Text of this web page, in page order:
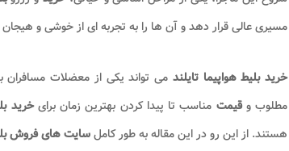
مسیری عالی قرار دهد و آن ها را به تجربه ای از خوشی و
خرید بلیط هواپیما تایلند می تواند یکی از معضلات مسافران
مطلوب وقیمت مناسب تا پیدا کردن بهترین زمان برایخرید
هستند. از این رو در این مقاله به طور کاملسایت های فروش